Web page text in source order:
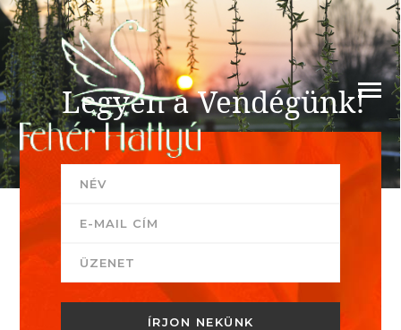
Legyen a Vendégünk!
Szeretettel várja Önt a Fehér Hattyú csapata!